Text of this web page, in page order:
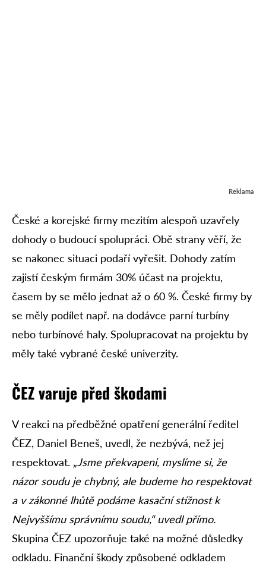
Reklama
České a korejské firmy mezitím alespoň uzavřely
dohody o budoucí spolupráci. Obě strany věří, že
se nakonec situaci podaří vyřešit. Dohody zatím
zajistí českým firmám 30% účast na projektu,
časem by se mělo jednat až o 60 %. České firmy by
se měly podílet např. na dodávce parní turbíny
nebo turbínové haly. Spolupracovat na projektu by
měly také vybrané české univerzity.
ČEZ varuje před škodami
V reakci na předběžné opatření generální ředitel
ČEZ, Daniel Beneš, uvedl, že nezbývá, než jej
respektovat. „Jsme překvapeni, myslíme si, že
názor soudu je chybný, ale budeme ho respektovat
a v zákonné lhůtě podáme kasační stížnost k
Nejvyššímu správnímu soudu,“ uvedl přímo.
Skupina ČEZ upozorňuje také na možné důsledky
odkladu. Finanční škody způsobené odkladem